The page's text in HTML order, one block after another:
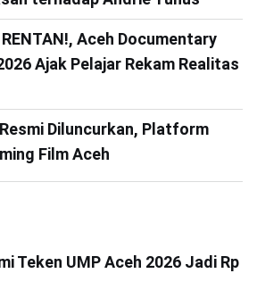
Aceh Documentary
Ajak Pelajar Rekam Realitas
Diluncurkan, Platform
Film Aceh
Teken UMP Aceh 2026 Jadi Rp